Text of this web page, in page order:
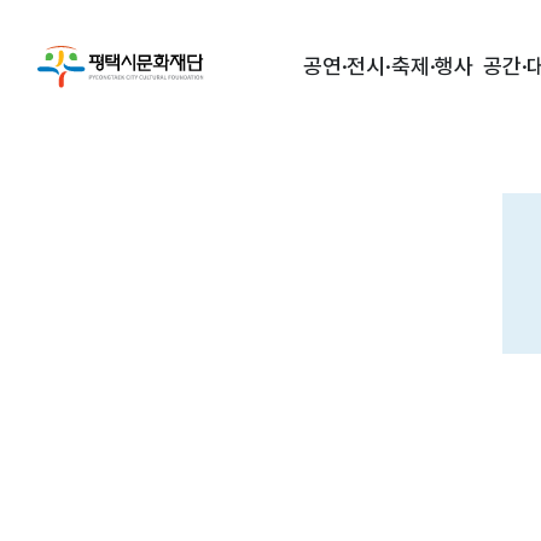
공연·전시·축제·행사 공간·